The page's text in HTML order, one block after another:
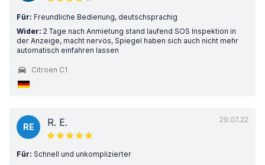
Für: Freundliche Bedienung, deutschsprachig
Wider: 2 Tage nach Anmietung stand laufend SOS Inspektion in
der Anzeige, macht nervös, Spiegel haben sich auch nicht mehr
automatisch einfahren lassen
Citroen C1
29.07.22
RE R. E.
Für: Schnell und unkomplizierter